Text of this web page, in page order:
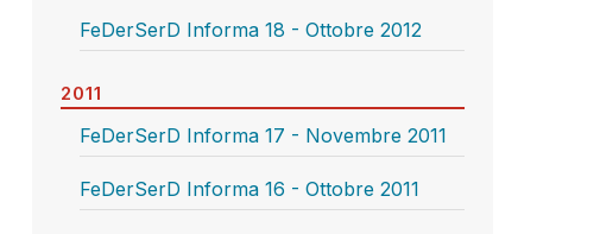
FeDerSerD Informa 18 - Ottobre 2012
2011
FeDerSerD Informa 17 - Novembre 2011
FeDerSerD Informa 16 - Ottobre 2011